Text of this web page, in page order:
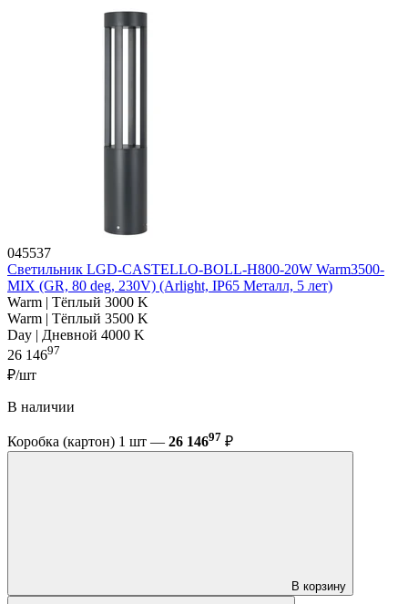
045537
Светильник LGD-CASTELLO-BOLL-H800-20W Warm3500-
MIX (GR, 80 deg, 230V) (Arlight, IP65 Металл, 5 лет)
Warm | Тёплый 3000 K
Warm | Тёплый 3500 K
Day | Дневной 4000 K
26 14697
₽/шт
В наличии
Коробка (картон) 1 шт — 26 14697 ₽
В корзину